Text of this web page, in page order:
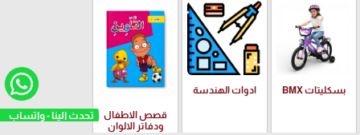
تحدث الينا - واتساب
بسكليتات BMX ادوات الهندسة
قصص الاطفال
ودفاتر الالوان